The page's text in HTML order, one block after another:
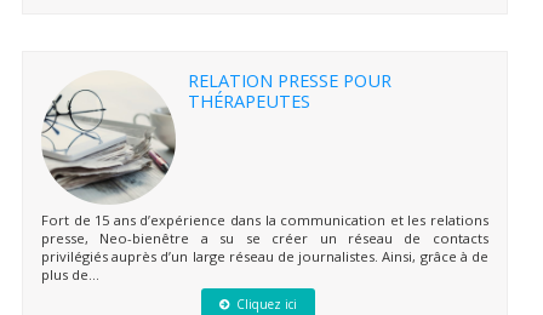
RELATION PRESSE POUR
THÉRAPEUTES
Fort de 15 ans d’expérience dans la communication et les relations
presse, Neo-bienêtre a su se créer un réseau de contacts
privilégiés auprès d’un large réseau de journalistes. Ainsi, grâce à de
plus de...
Cliquez ici